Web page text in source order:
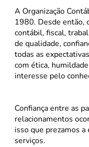
A Organização
1980. Desde então,
contábil, fiscal,
de qualidade,
todas as
com ética,
interesse pelo
Confiança entre as
relacionamentos
isso que prezamos
serviços.